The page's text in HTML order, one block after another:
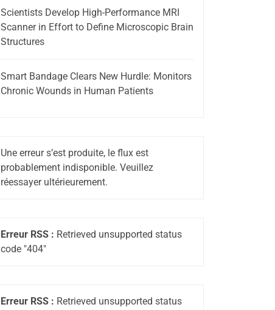
Scientists Develop High-Performance MRI
Scanner in Effort to Define Microscopic Brain
Structures
Smart Bandage Clears New Hurdle: Monitors
Chronic Wounds in Human Patients
Une erreur s’est produite, le flux est
probablement indisponible. Veuillez
réessayer ultérieurement.
Erreur RSS : Retrieved unsupported status
code "404"
Erreur RSS : Retrieved unsupported status